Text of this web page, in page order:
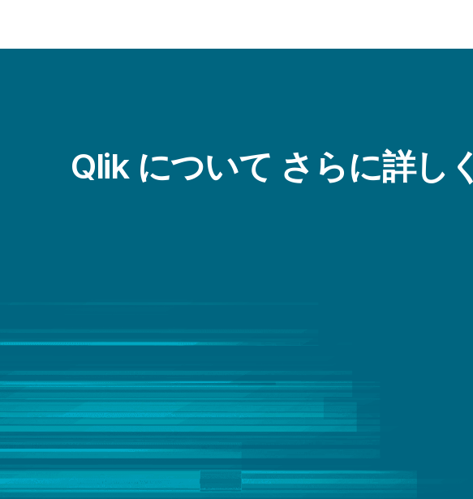
製造
輸送 / ロジスティクス
アクティブインテリジェンス
データのモダナイゼーション
組み込み型アナリティクス
Qlik について さらに詳しく